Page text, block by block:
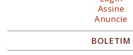
Assine
Anuncie
BOLETIM